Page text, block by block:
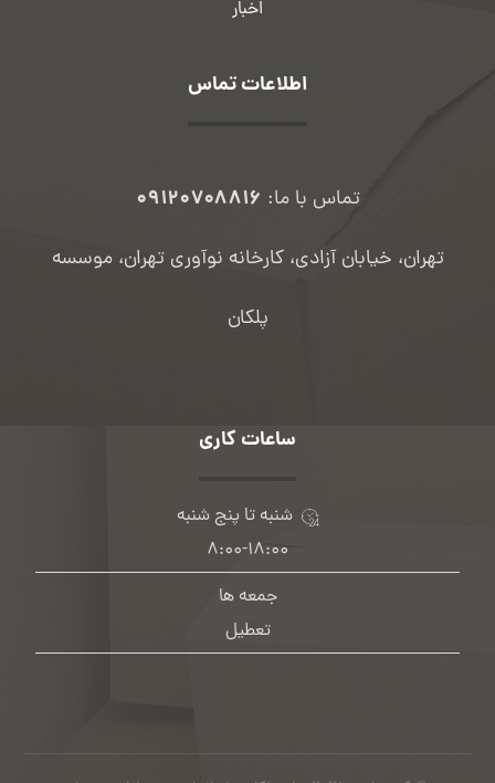
اخبار
اطلاعات تماس
تماس با ما: ۰۹۱۲۰۷۰۸۸۱۶
تهران، خیابان آزادی، کارخانه نوآوری تهران، موسسه
پلکان
ساعات کاری
شنبه تا پنج شنبه
۸:۰۰-۱۸:۰۰
جمعه ها
تعطیل